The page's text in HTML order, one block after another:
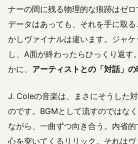
ナーの間に残る物理的な痕跡はゼ
データはあっても、それを手に取
かしヴァイナルは違います。ジャ
し、A面が終わったらひっくり返す
かに、 アーティストとの「対話」の
J. Coleの音楽は、まさにそうした
のです。BGMとして流すのではな
ながら、一曲ずつ向き合う。内省
心を突いてくるリリック。それは